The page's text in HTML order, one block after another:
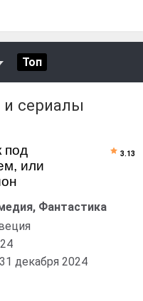
Топ
сериалы
под
или
Фантастика
31 декабря 2024
3.13